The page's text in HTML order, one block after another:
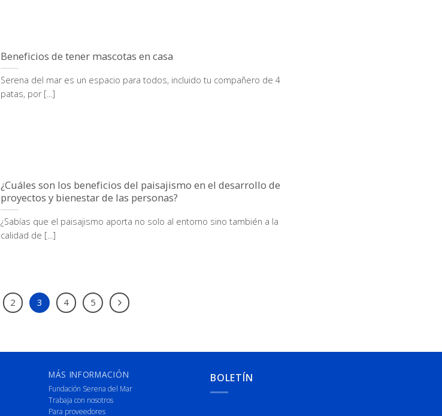
Beneficios de tener mascotas en casa
Serena del mar es un espacio para todos, incluido tu compañero de 4
patas, por [...]
¿Cuáles son los beneficios del paisajismo en el desarrollo de
proyectos y bienestar de las personas?
¿Sabías que el paisajismo aporta no solo al entorno sino también a la
calidad de [...]
2 3 4 5
MÁS INFORMACIÓN
Fundación Serena del Mar
Trabaja con nosotros
Para proveedores
BOLETÍN